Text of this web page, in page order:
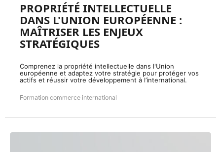
PROPRIÉTÉ INTELLECTUELLE
DANS L'UNION EUROPÉENNE :
MAÎTRISER LES ENJEUX
STRATÉGIQUES
Comprenez la propriété intellectuelle dans l'Union
européenne et adaptez votre stratégie pour protéger vos
actifs et réussir votre développement à l’international.
Formation commerce international